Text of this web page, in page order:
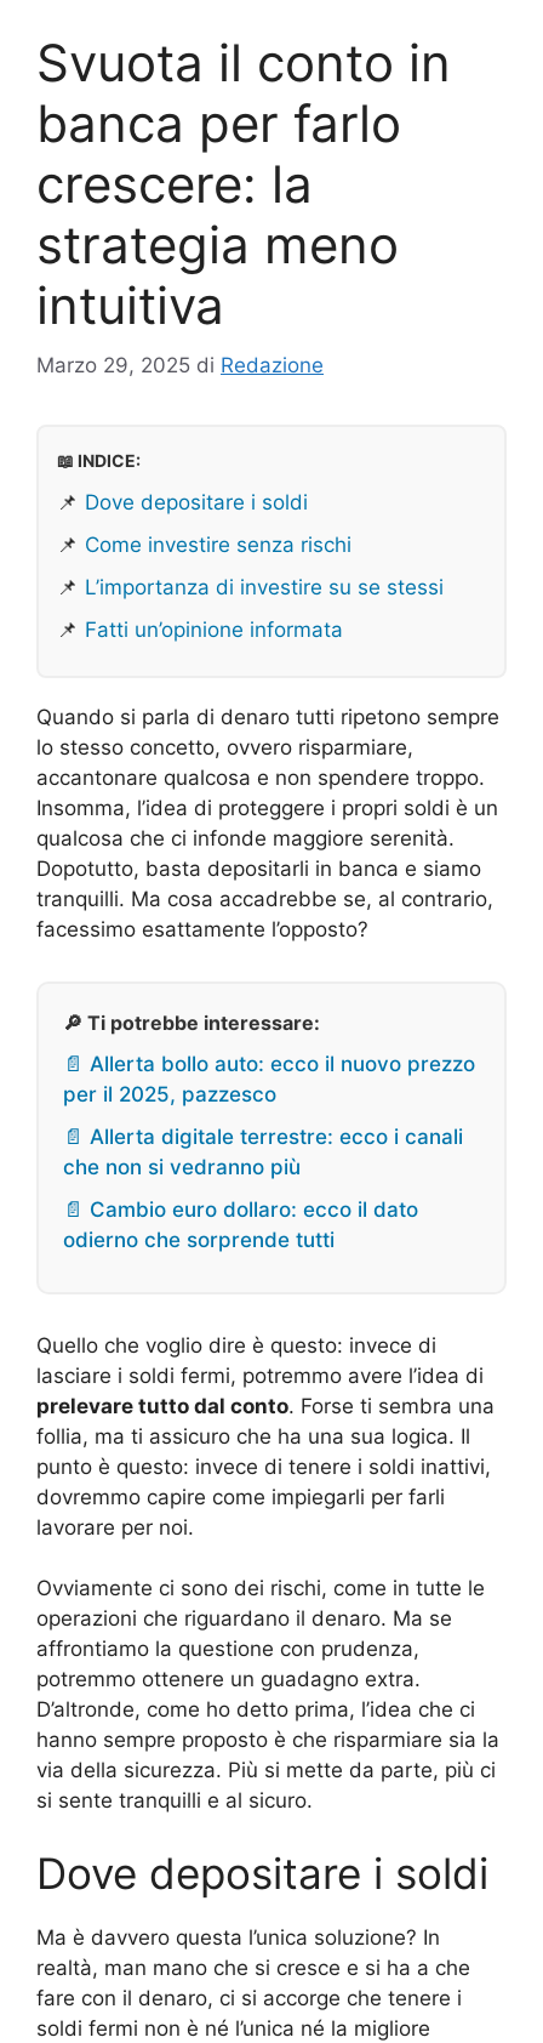
Svuota il conto in
banca per farlo
crescere: la
strategia meno
intuitiva
Marzo 29, 2025 di Redazione
📖 INDICE:
📌 Dove depositare i soldi
📌 Come investire senza rischi
📌 L’importanza di investire su se stessi
📌 Fatti un’opinione informata
Quando si parla di denaro tutti ripetono sempre
lo stesso concetto, ovvero risparmiare,
accantonare qualcosa e non spendere troppo.
Insomma, l’idea di proteggere i propri soldi è un
qualcosa che ci infonde maggiore serenità.
Dopotutto, basta depositarli in banca e siamo
tranquilli. Ma cosa accadrebbe se, al contrario,
facessimo esattamente l’opposto?
🔎 Ti potrebbe interessare:
📄 Allerta bollo auto: ecco il nuovo prezzo
per il 2025, pazzesco
📄 Allerta digitale terrestre: ecco i canali
che non si vedranno più
📄 Cambio euro dollaro: ecco il dato
odierno che sorprende tutti
Quello che voglio dire è questo: invece di
lasciare i soldi fermi, potremmo avere l’idea di
prelevare tutto dal conto. Forse ti sembra una
follia, ma ti assicuro che ha una sua logica. Il
punto è questo: invece di tenere i soldi inattivi,
dovremmo capire come impiegarli per farli
lavorare per noi.
Ovviamente ci sono dei rischi, come in tutte le
operazioni che riguardano il denaro. Ma se
affrontiamo la questione con prudenza,
potremmo ottenere un guadagno extra.
D’altronde, come ho detto prima, l’idea che ci
hanno sempre proposto è che risparmiare sia la
via della sicurezza. Più si mette da parte, più ci
si sente tranquilli e al sicuro.
Dove depositare i soldi
Ma è davvero questa l’unica soluzione? In
realtà, man mano che si cresce e si ha a che
fare con il denaro, ci si accorge che tenere i
soldi fermi non è né l’unica né la migliore